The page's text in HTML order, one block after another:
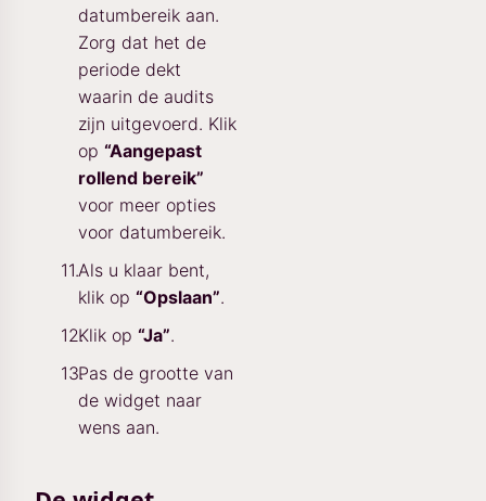
datumbereik aan.
Zorg dat het de
periode dekt
waarin de audits
zijn uitgevoerd. Klik
op “Aangepast
rollend bereik”
voor meer opties
voor datumbereik.
Als u klaar bent,
klik op “Opslaan”.
Klik op “Ja”.
Pas de grootte van
de widget naar
wens aan.